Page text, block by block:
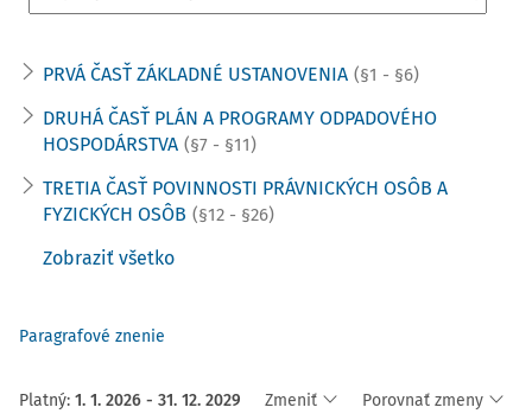
PRVÁ ČASŤ ZÁKLADNÉ USTANOVENIA (§1 - §6)
DRUHÁ ČASŤ PLÁN A PROGRAMY ODPADOVÉHO
HOSPODÁRSTVA (§7 - §11)
TRETIA ČASŤ POVINNOSTI PRÁVNICKÝCH OSÔB A
FYZICKÝCH OSÔB (§12 - §26)
Zobraziť všetko
Paragrafové znenie
Platný: 1. 1. 2026 - 31. 12. 2029 Zmeniť Porovnať zmeny